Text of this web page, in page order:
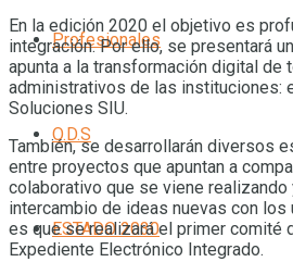
Profesionales
O.D.S
ESTADO 2030
En la edición 2020 el objetivo es
integración. Por ello, se presentará
apunta a la transformación digital
administrativos de las instituciones:
Soluciones SIU.
También, se desarrollarán diversos
entre proyectos que apuntan a
colaborativo que se viene
intercambio de ideas nuevas con los
es que se realizará el primer comité
Expediente Electrónico Integrado.